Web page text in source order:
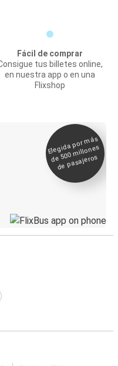
Fácil de comprar
tus billetes online,
en nuestra app o en una
Flixshop
Elegida por
más
de 500
millones
de pasajeros